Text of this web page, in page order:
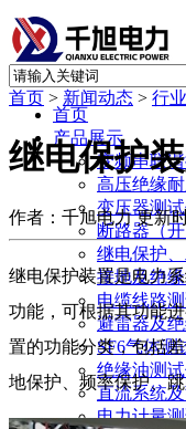
首页
产品展示
变频串联
高压绝缘
变压器测
断路器（
继电保护
接地及绝
电缆线路
避雷器及
SF6气体测
绝缘油测
直流系统
电力计量
首页 > 新闻动态 > 行
继电保护
作者：千旭电力 更新
继电保护装置是电力
功能，可根据其功能
置的功能分类，包括
地保护、频率保护、